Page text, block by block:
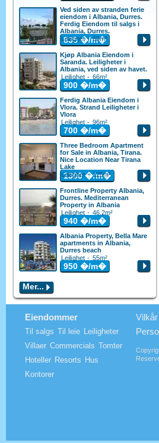
Ved siden av stranden ferie
eiendom i Albania, Durres.
Ferdig Eiendom til salgs i
Albania, Durres.
Leilighet - 60m²
835�/m�
Kjøp Albania Eiendom i
Saranda. Leiligheter i
Albania, ved siden av havet.
Leilighet - 66m²
900 �/m�
Ferdig Albania Eiendom i
Vlora. Strand Leiligheter i
Vlora
Leilighet - 96m²
700 �/m�
Three Bedroom Apartment
for Sale in Albania, Tirana.
Nice Location Near Tirana
Lake
Leilighet - 125m²
1300�/m�
Frontline Property Albania,
Durres. Mediterranean
Property in Albania
Leilighet - 46.2m²
940 �/m�
Albania Property, Bella Mare
apartments in Albania,
Durres beach
Leilighet - 55m²
950 �/m�
Mer...
Eiendommer
Til salgs Til leie Leiligheter
Villaer Commercials Tomter
Hoteller Resorts Hus
Kontorer